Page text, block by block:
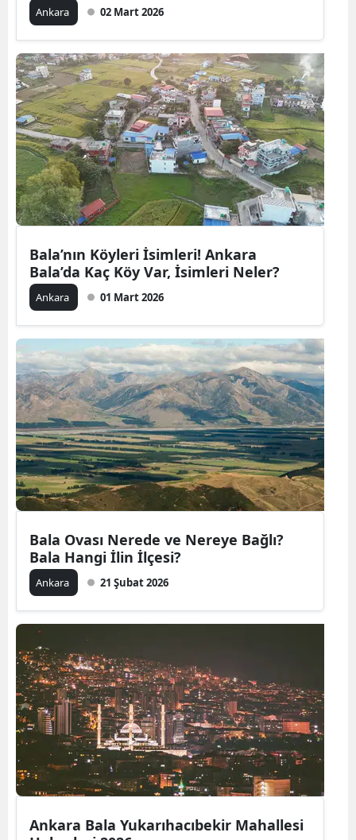
Ankara 02 Mart 2026
Bala’nın Köyleri İsimleri! Ankara
Bala’da Kaç Köy Var, İsimleri Neler?
Ankara 01 Mart 2026
Bala Ovası Nerede ve Nereye Bağlı?
Bala Hangi İlin İlçesi?
Ankara 21 Şubat 2026
Ankara Bala Yukarıhacıbekir Mahallesi